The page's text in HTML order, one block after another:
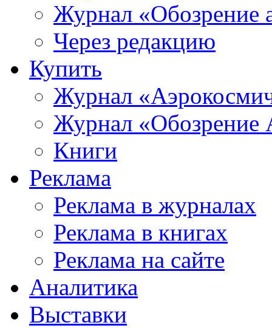
Журнал «Обозрение
Через редакцию
Купить
Журнал
Журнал «Обозрение
Книги
Реклама
Реклама в журналах
Реклама в книгах
Реклама на сайте
Аналитика
Выставки